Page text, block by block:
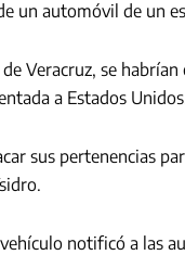
un automóvil de un
Veracruz, se
a Estados
sus pertenencias
notificó a las